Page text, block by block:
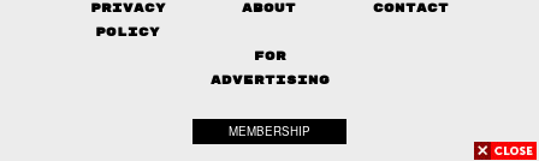
Privacy
Policy
About Contact
FOR
ADVERTISING
MEMBERSHIP